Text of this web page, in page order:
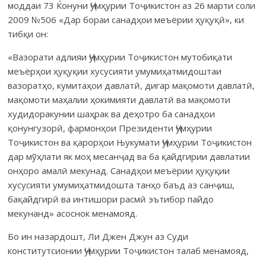
моддаи 73 Ќонуни Ҷумҳурии Тоҷикистон аз 26 марти соли
2009 №506 «Дар бораи санадҳои меъёрии ҳуқуқӣ», ки
тибқи он:
«Вазорати адлияи Ҷумҳурии Тоҷикистон мутобиқати
меъёрҳои ҳуқуқии хусусияти умумиҳатмидоштаи
вазоратҳо, кумитаҳои давлатӣ, дигар мақомоти давлатӣ,
мақомоти маҳалии ҳокимияти давлатӣ ва мақомоти
худидоракунии шаҳрак ва деҳотро ба санадҳои
қонунгузорӣ, фармонҳои Президенти Ҷумҳурии
Тоҷикистон ва қарорҳои Њукумати Ҷумҳурии Тоҷикистон
дар мўҳлати як моҳ месанҷад ва ба қайдгирии давлатии
онҳоро амалӣ мекунад. Санадҳои меъёрии ҳуқуқии
хусусияти умумиҳатмидошта танҳо баъд аз санҷиш,
бақайдгирӣ ва интишори расмӣ эътибор пайдо
мекунанд» асоснок менамояд.
Бо ин назардошт, Ли Джен Джун аз Суди
конститутсионии Ҷум­ҳурии Тоҷикистон талаб менамояд,